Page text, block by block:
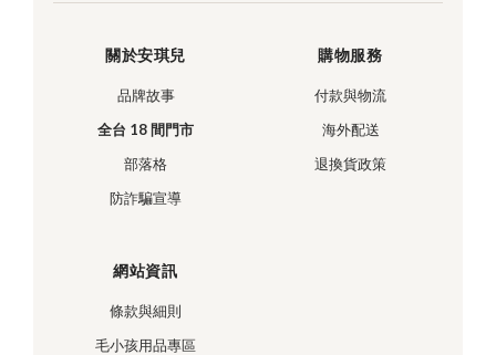
關於安琪兒
品牌故事
全台 18 間門市
部落格
防詐騙宣導
購物服務
付款與物流
海外配送
退換貨政策
網站資訊
條款與細則
毛小孩用品專區